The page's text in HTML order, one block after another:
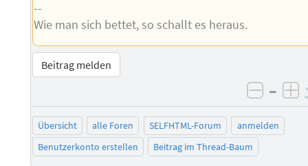
--
Wie man sich bettet, so schallt es heraus.
Beitrag melden
–
Übersicht alle Foren SELFHTML-Forum
anmelden
Benutzerkonto erstellen
Beitrag im Thread-Baum